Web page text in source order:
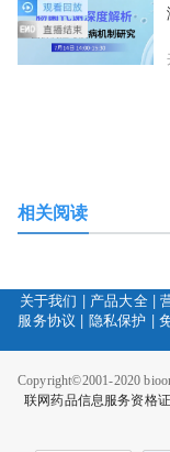
相关阅读
关于我们 | 产品大全|
服务协议 | 隐私保护 |
Copyright©2001-2020
联网药品信息服务资格